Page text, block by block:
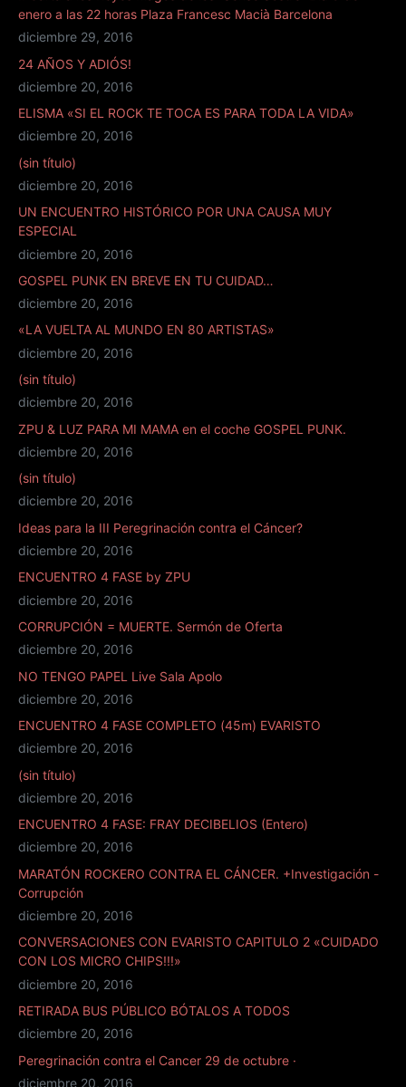
enero a las 22 horas Plaza Francesc Macià Barcelona
diciembre 29, 2016
24 AÑOS Y ADIÓS!
diciembre 20, 2016
ELISMA «SI EL ROCK TE TOCA ES PARA TODA LA VIDA»
diciembre 20, 2016
(sin título)
diciembre 20, 2016
UN ENCUENTRO HISTÓRICO POR UNA CAUSA MUY
ESPECIAL
diciembre 20, 2016
GOSPEL PUNK EN BREVE EN TU CUIDAD…
diciembre 20, 2016
«LA VUELTA AL MUNDO EN 80 ARTISTAS»
diciembre 20, 2016
(sin título)
diciembre 20, 2016
ZPU & LUZ PARA MI MAMA en el coche GOSPEL PUNK.
diciembre 20, 2016
(sin título)
diciembre 20, 2016
Ideas para la III Peregrinación contra el Cáncer?
diciembre 20, 2016
ENCUENTRO 4 FASE by ZPU
diciembre 20, 2016
CORRUPCIÓN = MUERTE. Sermón de Oferta
diciembre 20, 2016
NO TENGO PAPEL Live Sala Apolo
diciembre 20, 2016
ENCUENTRO 4 FASE COMPLETO (45m) EVARISTO
diciembre 20, 2016
(sin título)
diciembre 20, 2016
ENCUENTRO 4 FASE: FRAY DECIBELIOS (Entero)
diciembre 20, 2016
MARATÓN ROCKERO CONTRA EL CÁNCER. +Investigación -
Corrupción
diciembre 20, 2016
CONVERSACIONES CON EVARISTO CAPITULO 2 «CUIDADO
CON LOS MICRO CHIPS!!!»
diciembre 20, 2016
RETIRADA BUS PÚBLICO BÓTALOS A TODOS
diciembre 20, 2016
Peregrinación contra el Cancer 29 de octubre ·
diciembre 20, 2016